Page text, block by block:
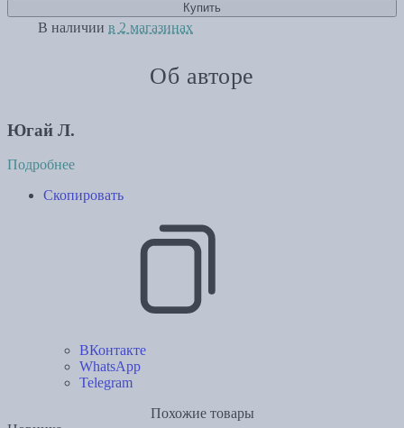
Купить
В наличии в 2 магазинах
Об авторе
Югай Л.
Подробнее
Скопировать
ВКонтакте
WhatsApp
Telegram
Похожие товары